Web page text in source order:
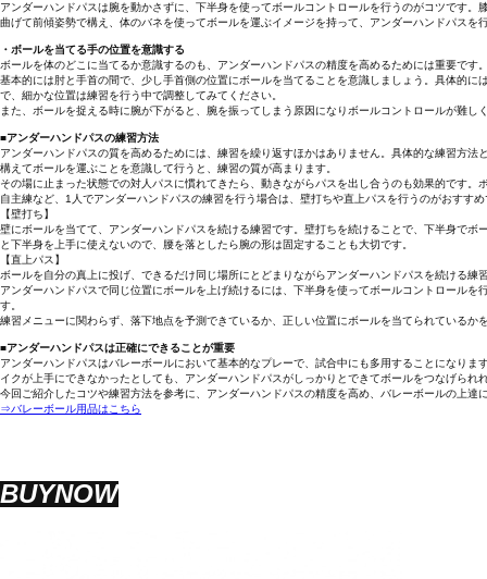
アンダーハンドパスは腕を動かさずに、下半身を使ってボールコントロールを行うのがコツです
曲げて前傾姿勢で構え、体のバネを使ってボールを運ぶイメージを持って、アンダーハンドパスを
・ボールを当てる手の位置を意識する
ボールを体のどこに当てるか意識するのも、アンダーハンドパスの精度を高めるためには重要で
基本的には肘と手首の間で、少し手首側の位置にボールを当てることを意識しましょう。具体的
で、細かな位置は練習を行う中で調整してみてください。
また、ボールを捉える時に腕が下がると、腕を振ってしまう原因になりボールコントロールが難
■アンダーハンドパスの練習方法
アンダーハンドパスの質を高めるためには、練習を繰り返すほかはありません。具体的な練習方
構えてボールを運ぶことを意識して行うと、練習の質が高まります。
その場に止まった状態での対人パスに慣れてきたら、動きながらパスを出し合うのも効果的です
自主練など、1人でアンダーハンドパスの練習を行う場合は、壁打ちや直上パスを行うのがおすす
【壁打ち】
壁にボールを当てて、アンダーハンドパスを続ける練習です。壁打ちを続けることで、下半身で
と下半身を上手に使えないので、腰を落としたら腕の形は固定することも大切です。
【直上パス】
ボールを自分の真上に投げ、できるだけ同じ場所にとどまりながらアンダーハンドパスを続ける
アンダーハンドパスで同じ位置にボールを上げ続けるには、下半身を使ってボールコントロール
す。
練習メニューに関わらず、落下地点を予測できているか、正しい位置にボールを当てられているか
■アンダーハンドパスは正確にできることが重要
アンダーハンドパスはバレーボールにおいて基本的なプレーで、試合中にも多用することになり
イクが上手にできなかったとしても、アンダーハンドパスがしっかりとできてボールをつなげられ
今回ご紹介したコツや練習方法を参考に、アンダーハンドパスの精度を高め、バレーボールの上達
⇒バレーボール用品はこちら
BUYNOW